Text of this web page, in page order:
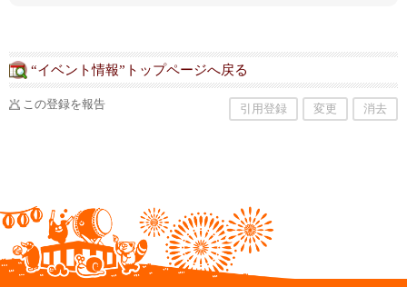
“イベント情報”トップページへ戻る
この登録を報告 引用登録 変更 消去